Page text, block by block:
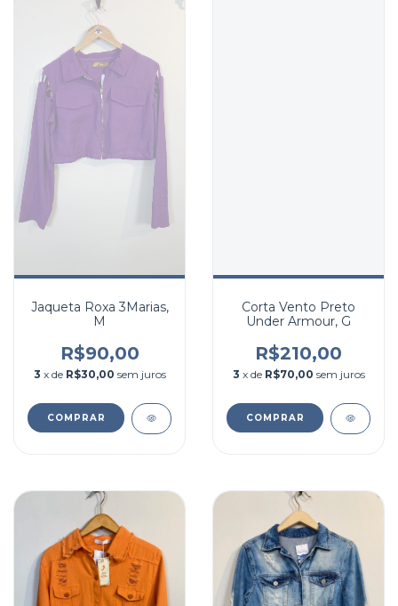
Jaqueta Roxa 3Marias,
M
R$90,00
3 x de R$30,00 sem juros
COMPRAR
Corta Vento Preto
Under Armour, G
R$210,00
3 x de R$70,00 sem juros
COMPRAR